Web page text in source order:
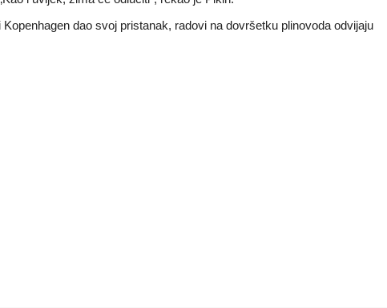
dao svoj pristanak, radovi na dovršetku plinovoda odvijaju